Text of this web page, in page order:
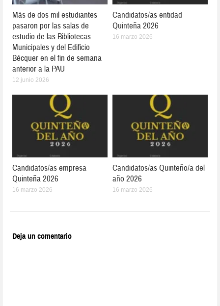
Más de dos mil estudiantes
pasaron por las salas de
estudio de las Bibliotecas
Municipales y del Edificio
Bécquer en el fin de semana
anterior a la PAU
12 junio 2026
Candidatos/as entidad
Quinteña 2026
16 marzo 2026
Candidatos/as empresa
Quinteña 2026
16 marzo 2026
Candidatos/as Quinteño/a del
año 2026
16 marzo 2026
Deja un comentario